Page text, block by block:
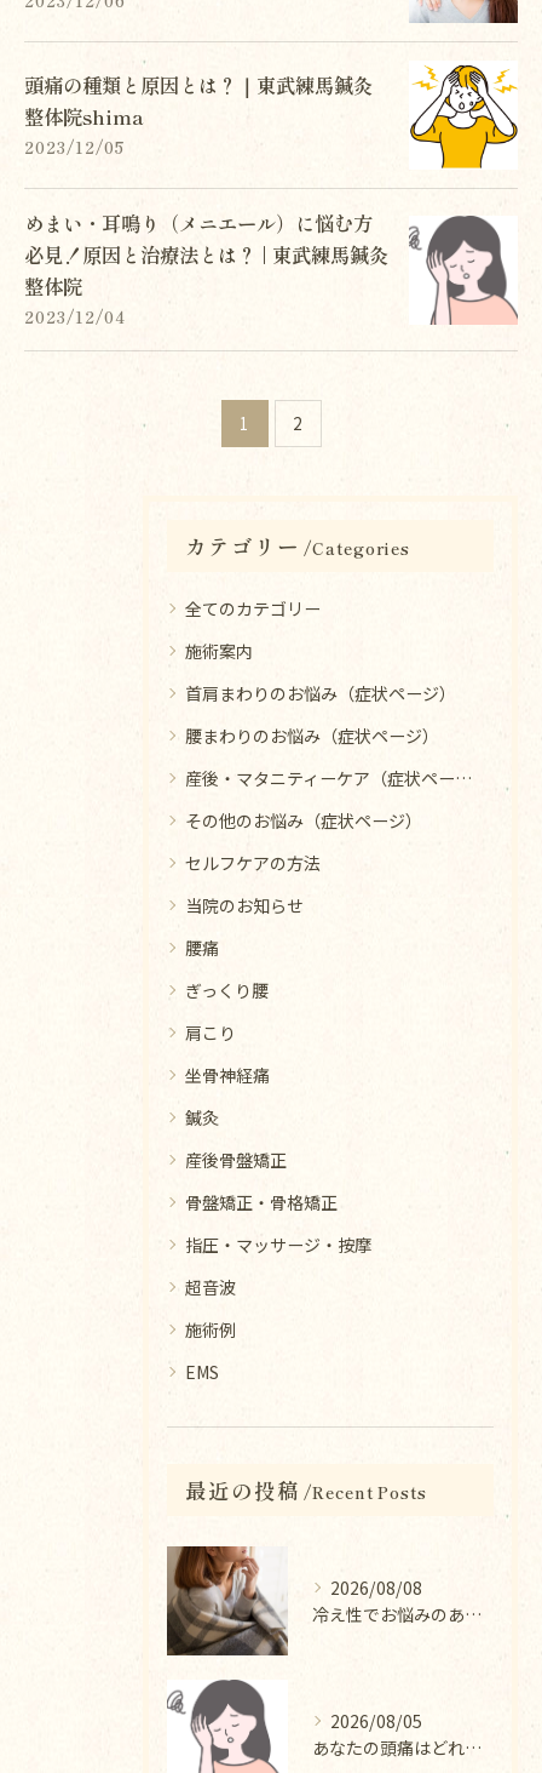
頭痛の種類と原因とは？｜東武練馬鍼灸
整体院shima
2023/12/05
めまい・耳鳴り（メニエール）に悩む方
必見！原因と治療法とは？ | 東武練馬鍼灸
整体院
2023/12/04
1 2
カテゴリー Categories
全てのカテゴリー
施術案内
首肩まわりのお悩み（症状ページ）
腰まわりのお悩み（症状ページ）
産後・マタニティーケア（症状ページ）
その他のお悩み（症状ページ）
セルフケアの方法
当院のお知らせ
腰痛
ぎっくり腰
肩こり
坐骨神経痛
鍼灸
産後骨盤矯正
骨盤矯正・骨格矯正
指圧・マッサージ・按摩
超音波
施術例
EMS
最近の投稿 Recent Posts
2026/08/08
冷え性でお悩みのあなたへ｜冷え性改善コース
2026/08/05
あなたの頭痛はどれにあてはまりますか？